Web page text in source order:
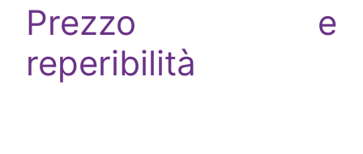
Prezzo e
reperibilità